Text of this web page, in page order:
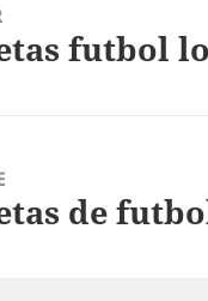
futbol
de